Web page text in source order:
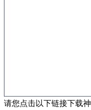
请您点击以下链接下载